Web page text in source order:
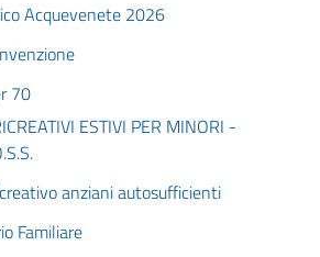
Acquevenete 2026
70
ESTIVI PER MINORI -
anziani autosufficienti
Familiare